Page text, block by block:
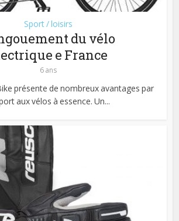
Sport / loisirs
du vélo
e France
6 ans
présente de nombreux avantages par
aux vélos à essence. Un...